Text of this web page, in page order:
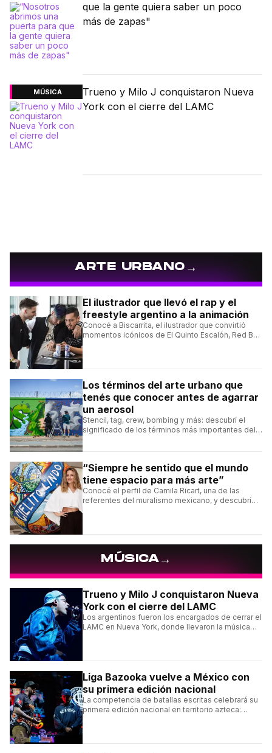
que la gente quiera saber un poco
más de zapas"
MÚSICA
Trueno y Milo J conquistaron Nueva
York con el cierre del LAMC
ARTE URBANO→
El ilustrador que llevó el rap y el
freestyle argentino a la animación
Conocé a Biscarrita, el ilustrador que convirtió
momentos icónicos de El Quinto Escalón, Red Bull
Los términos del arte urbano que
tenés que conocer antes de agarrar
un aerosol
Stencil, tag, crew, bombing y más: descubrí el
significado de los términos más importantes del
“Siempre he sentido que el mundo
tiene espacio para más arte”
Conocé el perfil de Camila Ricart, una de las
referentes del muralismo mexicano, y descubrí
MÚSICA→
Trueno y Milo J conquistaron Nueva
York con el cierre del LAMC
Los argentinos fueron los encargados de cerrar el
LAMC en Nueva York, donde llevaron la música
Liga Bazooka vuelve a México con
su primera edición nacional
La competencia de batallas escritas celebrará su
primera edición nacional en territorio azteca: